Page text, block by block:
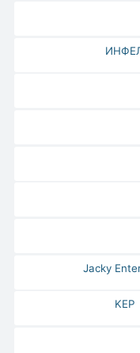
Jacky
KEP